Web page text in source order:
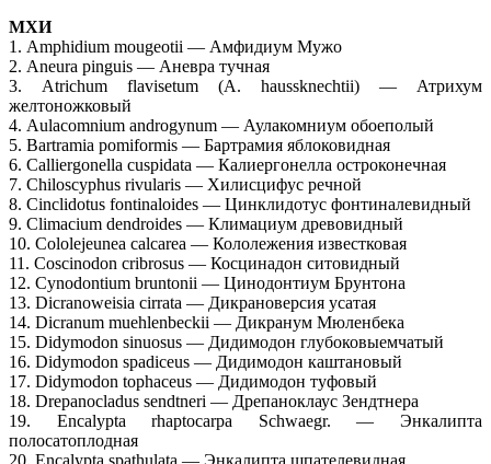
МХИ
1. Amphidium mougeotii — Амфидиум Мужо
2. Aneura pinguis — Аневра тучная
3. Atrichum flavisetum (A. haussknechtii) — Атрихум
желтоножковый
4. Aulacomnium androgynum — Аулакомниум обоеполый
5. Bartramia pomiformis — Бартрамия яблоковидная
6. Calliergonella cuspidata — Калиергонелла остроконечная
7. Chiloscyphus rivularis — Хилисцифус речной
8. Cinclidotus fontinaloides — Цинклидотус фонтиналевидный
9. Climacium dendroides — Климациум древовидный
10. Cololejeunea calcarea — Кололежения известковая
11. Coscinodon cribrosus — Косцинадон ситовидный
12. Cynodontium bruntonii — Цинодонтиум Брунтона
13. Dicranoweisia cirrata — Дикрановерсия усатая
14. Dicranum muehlenbeckii — Дикранум Мюленбека
15. Didymodon sinuosus — Дидимодон глубоковыемчатый
16. Didymodon spadiceus — Дидимодон каштановый
17. Didymodon tophaceus — Дидимодон туфовый
18. Drepanocladus sendtneri — Дрепаноклаус Зендтнера
19. Encalypta rhaptocarpa Schwaegr. — Энкалипта
полосатоплодная
20. Encalypta spathulata — Энкалипта шпателевидная